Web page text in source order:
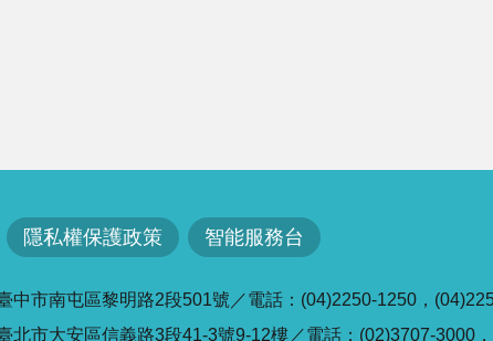
隱私權保護政策 智能服務台
中市南屯區黎明路2段501號／電話：(04)2250-1250，
北市大安區信義路3段41-3號9-12樓／電話：(02)3707-3000